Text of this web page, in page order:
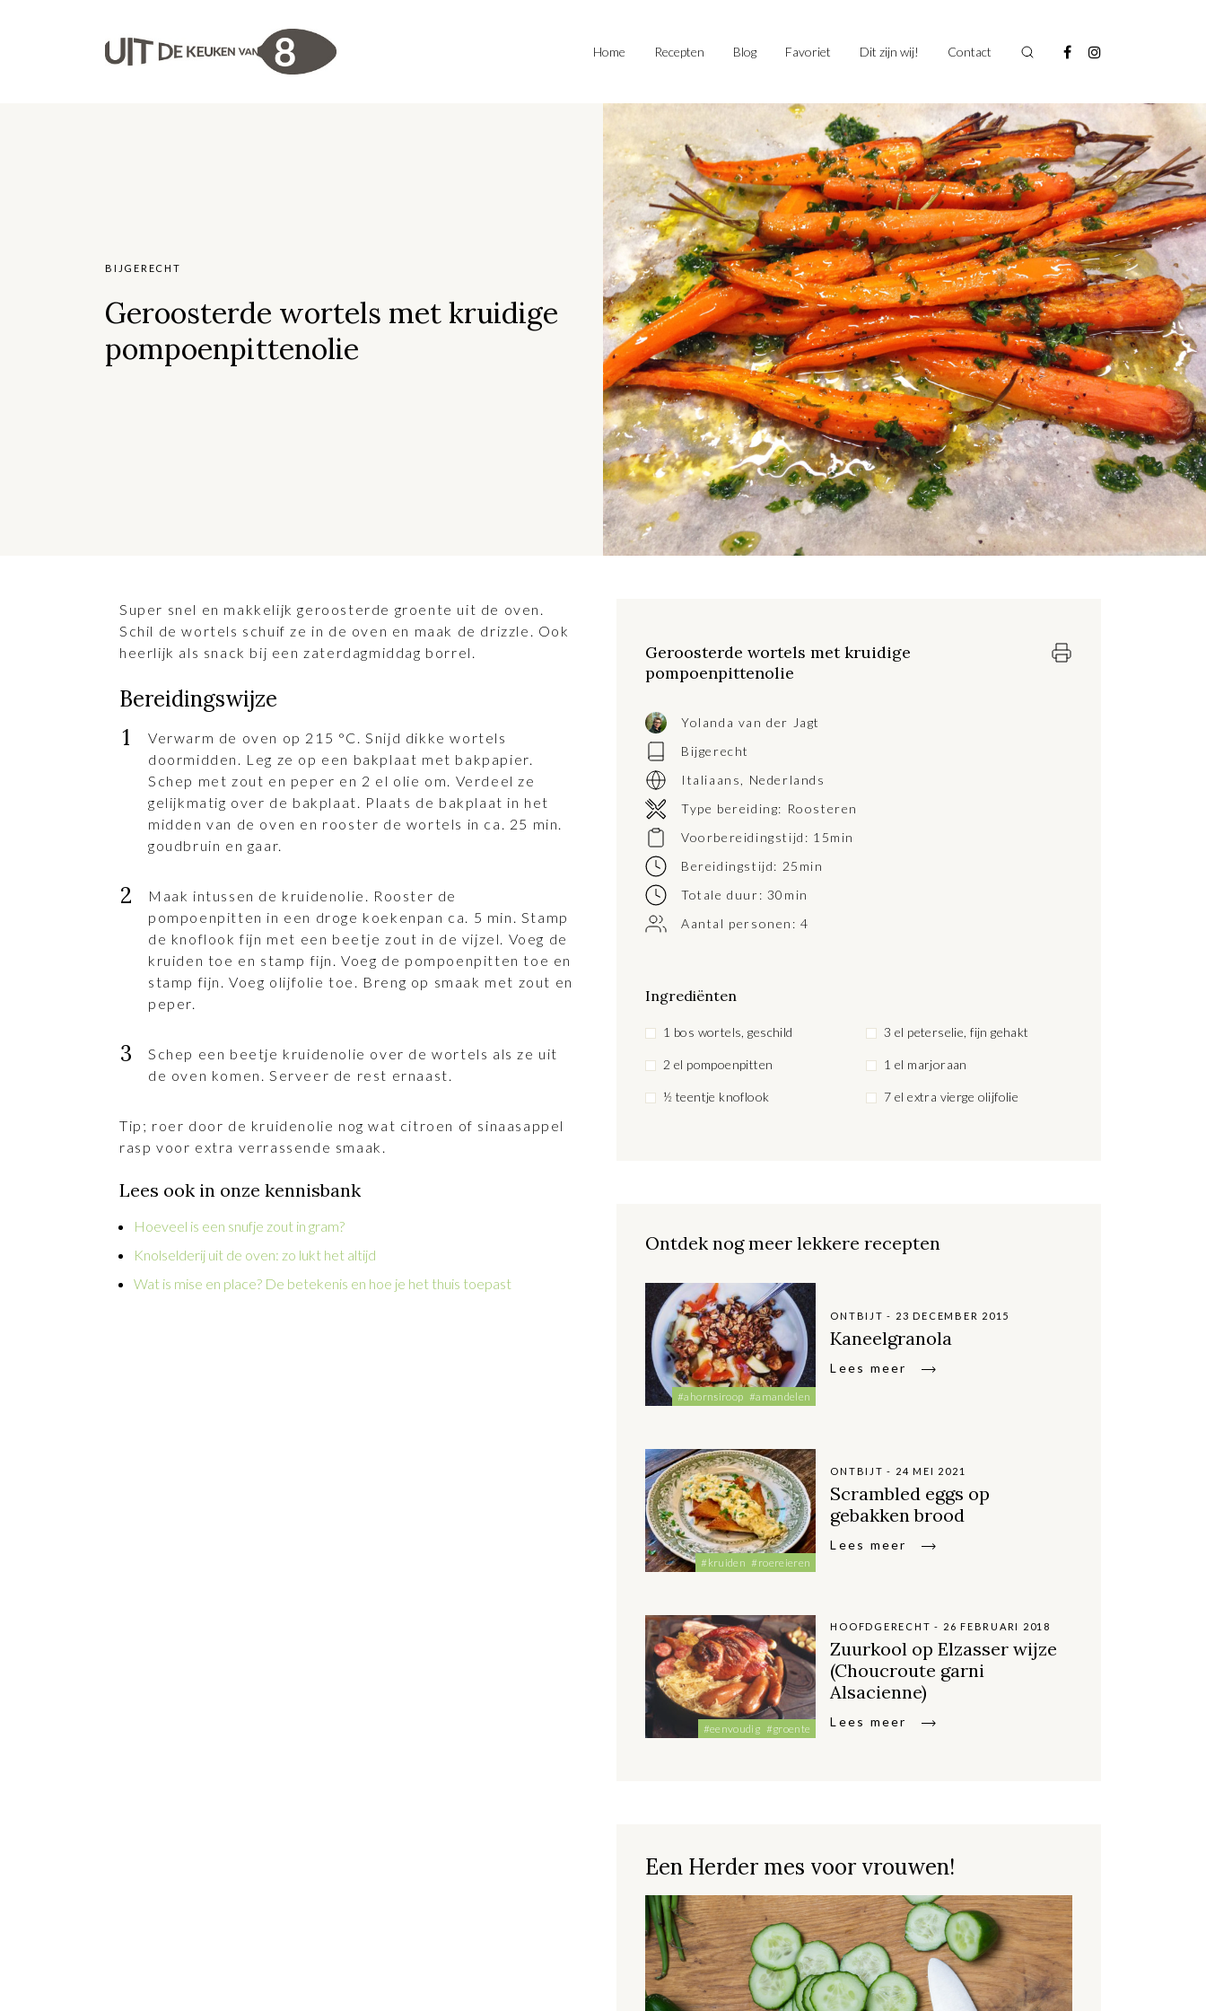
Home Recepten Blog Favoriet Dit zijn wij! Contact
BIJGERECHT
Geroosterde wortels met kruidige
pompoenpittenolie
Super snel en makkelijk geroosterde groente uit de oven.
Schil de wortels schuif ze in de oven en maak de drizzle. Ook
heerlijk als snack bij een zaterdagmiddag borrel.
Bereidingswijze
Verwarm de oven op 215 °C. Snijd dikke wortels
doormidden. Leg ze op een bakplaat met bakpapier.
Schep met zout en peper en 2 el olie om. Verdeel ze
gelijkmatig over de bakplaat. Plaats de bakplaat in het
midden van de oven en rooster de wortels in ca. 25 min.
goudbruin en gaar.
Maak intussen de kruidenolie. Rooster de
pompoenpitten in een droge koekenpan ca. 5 min. Stamp
de knoflook fijn met een beetje zout in de vijzel. Voeg de
kruiden toe en stamp fijn. Voeg de pompoenpitten toe en
stamp fijn. Voeg olijfolie toe. Breng op smaak met zout en
peper.
Schep een beetje kruidenolie over de wortels als ze uit
de oven komen. Serveer de rest ernaast.
Tip; roer door de kruidenolie nog wat citroen of sinaasappel
rasp voor extra verrassende smaak.
Lees ook in onze kennisbank
Hoeveel is een snufje zout in gram?
Knolselderij uit de oven: zo lukt het altijd
Wat is mise en place? De betekenis en hoe je het thuis toepast
Geroosterde wortels met kruidige
pompoenpittenolie
Yolanda van der Jagt
Bijgerecht
Italiaans, Nederlands
Type bereiding: Roosteren
Voorbereidingstijd: 15min
Bereidingstijd: 25min
Totale duur: 30min
Aantal personen: 4
Ingrediënten
1 bos wortels, geschild
2 el pompoenpitten
½ teentje knoflook
3 el peterselie, fijn gehakt
1 el marjoraan
7 el extra vierge olijfolie
Ontdek nog meer lekkere recepten
#ahornsiroop #amandelen
ONTBIJT - 23 DECEMBER 2015
Kaneelgranola
Lees meer
#kruiden #roereieren
ONTBIJT - 24 MEI 2021
Scrambled eggs op
gebakken brood
Lees meer
#eenvoudig #groente
HOOFDGERECHT - 26 FEBRUARI 2018
Zuurkool op Elzasser wijze
(Choucroute garni
Alsacienne)
Lees meer
Een Herder mes voor vrouwen!